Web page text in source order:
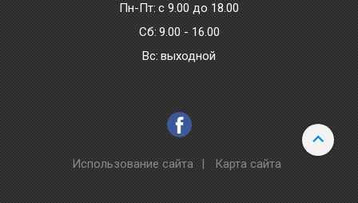
Пн-Пт:с 9.00 до 18.00
Сб: 9.00 - 16.00
Bc: выходной
Использование сайта | Карта сайта